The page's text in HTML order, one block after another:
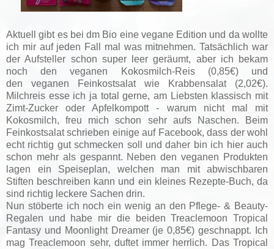
Aktuell gibt es bei dm Bio eine vegane Edition und da wollte
ich mir auf jeden Fall mal was mitnehmen. Tatsächlich war
der Aufsteller schon super leer geräumt, aber ich bekam
noch den veganen Kokosmilch-Reis (0,85€) und
den veganen Feinkostsalat wie Krabbensalat (2,02€).
Milchreis esse ich ja total gerne, am Liebsten klassisch mit
Zimt-Zucker oder Apfelkompott - warum nicht mal mit
Kokosmilch, freu mich schon sehr aufs Naschen. Beim
Feinkostsalat schrieben einige auf Facebook, dass der wohl
echt richtig gut schmecken soll und daher bin ich hier auch
schon mehr als gespannt. Neben den veganen Produkten
lagen ein Speiseplan, welchen man mit abwischbaren
Stiften beschreiben kann und ein kleines Rezepte-Buch, da
sind richtig leckere Sachen drin.
Nun stöberte ich noch ein wenig an den Pflege- & Beauty-
Regalen und habe mir die beidenTreaclemoon Tropical
Fantasy und Moonlight Dreamer (je 0,85€) geschnappt. Ich
mag Treaclemoon sehr, duftet immer herrlich. Das Tropical